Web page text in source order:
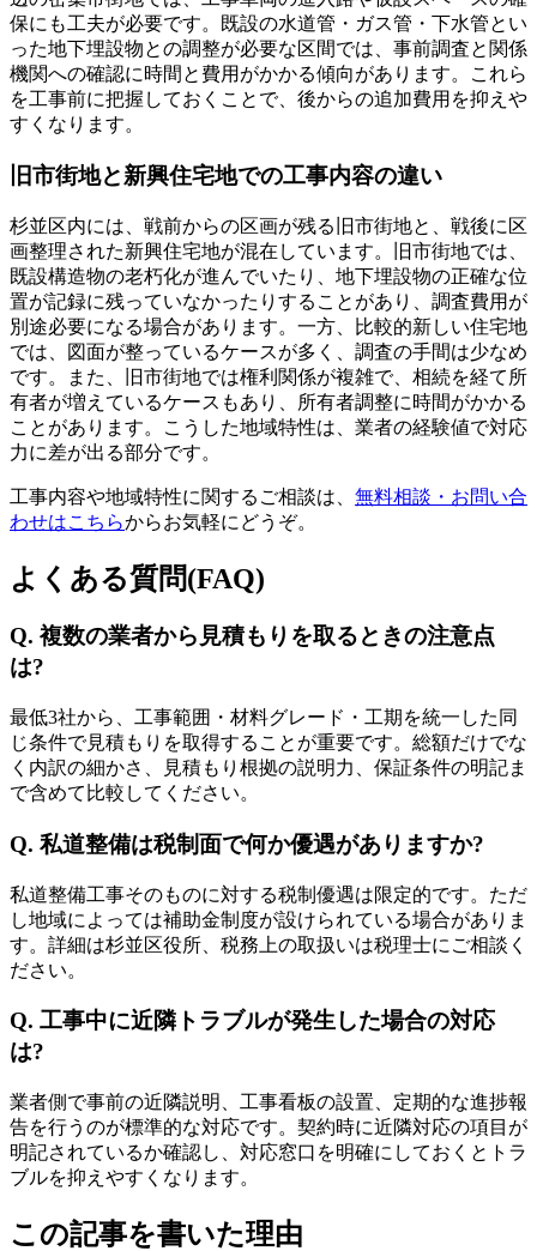
保にも工夫が必要です。既設の水道管・ガス管・下水管とい
った地下埋設物との調整が必要な区間では、事前調査と関係
機関への確認に時間と費用がかかる傾向があります。これら
を工事前に把握しておくことで、後からの追加費用を抑えや
すくなります。
旧市街地と新興住宅地での工事内容の違い
杉並区内には、戦前からの区画が残る旧市街地と、戦後に区
画整理された新興住宅地が混在しています。旧市街地では、
既設構造物の老朽化が進んでいたり、地下埋設物の正確な位
置が記録に残っていなかったりすることがあり、調査費用が
別途必要になる場合があります。一方、比較的新しい住宅地
では、図面が整っているケースが多く、調査の手間は少なめ
です。また、旧市街地では権利関係が複雑で、相続を経て所
有者が増えているケースもあり、所有者調整に時間がかかる
ことがあります。こうした地域特性は、業者の経験値で対応
力に差が出る部分です。
工事内容や地域特性に関するご相談は、 無料相談・お問い合
わせはこちらからお気軽にどうぞ。
よくある質問(FAQ)
Q. 複数の業者から見積もりを取るときの注意点
は?
最低3社から、工事範囲・材料グレード・工期を統一した同
じ条件で見積もりを取得することが重要です。総額だけでな
く内訳の細かさ、見積もり根拠の説明力、保証条件の明記ま
で含めて比較してください。
Q. 私道整備は税制面で何か優遇がありますか?
私道整備工事そのものに対する税制優遇は限定的です。ただ
し地域によっては補助金制度が設けられている場合がありま
す。詳細は杉並区役所、税務上の取扱いは税理士にご相談く
ださい。
Q. 工事中に近隣トラブルが発生した場合の対応
は?
業者側で事前の近隣説明、工事看板の設置、定期的な進捗報
告を行うのが標準的な対応です。契約時に近隣対応の項目が
明記されているか確認し、対応窓口を明確にしておくとトラ
ブルを抑えやすくなります。
この記事を書いた理由